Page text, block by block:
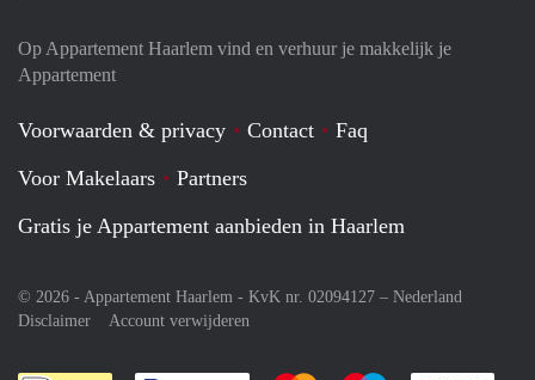
Op Appartement Haarlem vind en verhuur je makkelijk je
Appartement
Voorwaarden & privacy Contact
Faq
Voor Makelaars
Partners
Gratis je Appartement aanbieden in Haarlem
© 2026 - Appartement Haarlem - KvK nr. 02094127 – Nederland
Disclaimer
Account verwijderen